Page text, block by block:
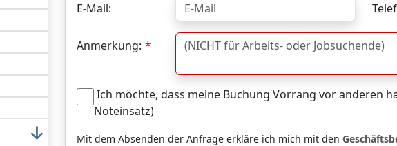
E-Mail:
Anmerkung:
Ich möchte, dass meine Buchung Vorrang vor anderen
Noteinsatz)
Mit dem Absenden der Anfrage erkläre ich mich mit den